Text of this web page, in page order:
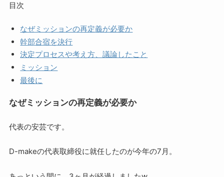
目次
なぜミッションの再定義が必要か
幹部合宿を決行
決定プロセスや考え方、議論したこと
ミッション
最後に
なぜミッションの再定義が必要か
代表の安芸です。
D-makeの代表取締役に就任したのが今年の7月。